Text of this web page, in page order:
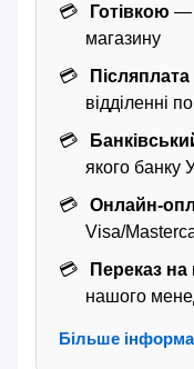
Готівкою —
магазину
Післяплата
відділенні
якого банку
Онлайн-
Visa/
Переказ на
нашого
Більше